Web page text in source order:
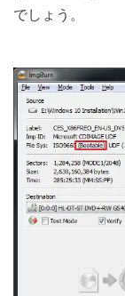
でしょう。